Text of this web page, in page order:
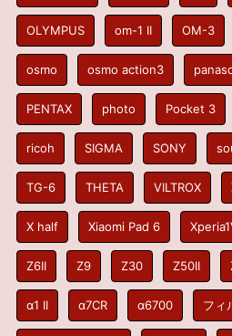
OLYMPUS om-1 II OM-3
osmo osmo action3
PENTAX photo Pocket 3
ricoh SIGMA SONY
TG-6 THETA VILTROX
X half Xiaomi Pad 6
Z6II Z9 Z30 Z50II
α1 II α7CR α6700 フィ